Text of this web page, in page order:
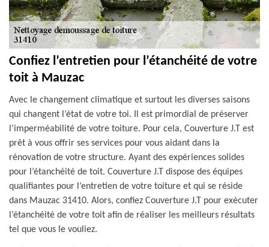
Confiez l’entretien pour l’étanchéité de votre
toit à Mauzac
Avec le changement climatique et surtout les diverses saisons
qui changent l’état de votre toi. Il est primordial de préserver
l’imperméabilité de votre toiture. Pour cela, Couverture J.T est
prêt à vous offrir ses services pour vous aidant dans la
rénovation de votre structure. Ayant des expériences solides
pour l’étanchéité de toit. Couverture J.T dispose des équipes
qualifiantes pour l’entretien de votre toiture et qui se réside
dans Mauzac 31410. Alors, confiez Couverture J.T pour exécuter
l’étanchéité de votre toit afin de réaliser les meilleurs résultats
tel que vous le vouliez.